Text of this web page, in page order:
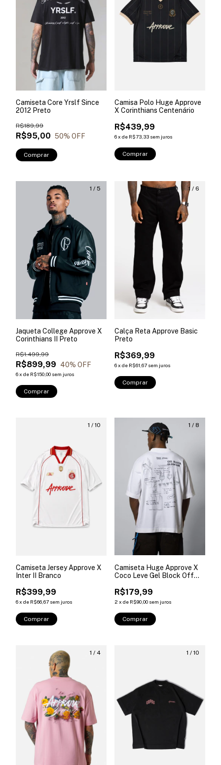
Camiseta Core Yrslf Since
2012 Preto
R$95,00
R$189,99
50% OFF
Comprar
Camisa Polo Huge Approve
X Corinthians Centenário
R$439,99
6x de R$73,33 sem juros
Comprar
1 / 5
Jaqueta College Approve X
Corinthians II Preto
R$899,99
R$1.499,99
40% OFF
6x de R$150,00 sem juros
Comprar
1 / 6
Calça Reta Approve Basic
Preto
R$369,99
6x de R$61,67 sem juros
Comprar
1 / 10
Camiseta Jersey Approve X
Inter II Branco
R$399,99
6x de R$66,67 sem juros
Comprar
1 / 8
Camiseta Huge Approve X
Coco Leve Gel Block Off
R$179,99
2 x de R$90,00 sem juros
Comprar
1 / 4 1 / 10